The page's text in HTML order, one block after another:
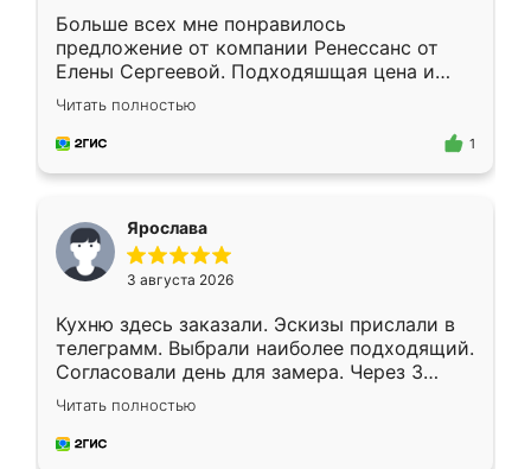
Больше всех мне понравилось
предложение от компании Ренессанс от
Елены Сергеевой. Подходяшщая цена и
короткие сроки изготовления. Приехавший
для замера сотрудник Владислав
предложил по моему эскизу самый
Читать полностью
1
Ярослава
3 августа 2026
Кухню здесь заказали. Эскизы прислали в
телеграмм. Выбрали наиболее подходящий.
Согласовали день для замера. Через 3
недели кухня была уже готова. Остались
довольны работой. Спасибо Ренессанс
мебель за качественную работу!
Читать полностью